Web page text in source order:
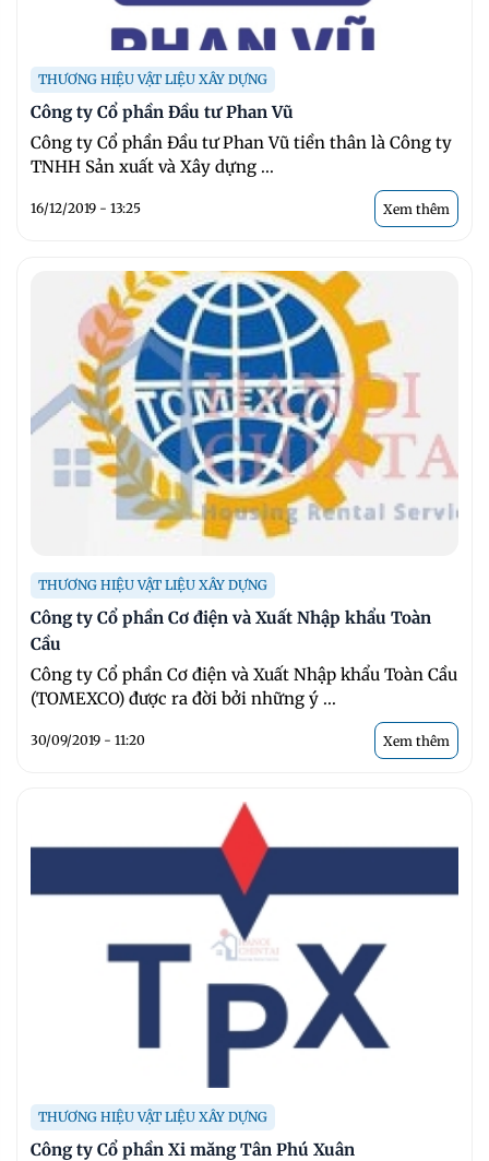
THƯƠNG HIỆU VẬT LIỆU XÂY DỰNG
Công ty Cổ phần Đầu tư Phan Vũ
Công ty Cổ phần Đầu tư Phan Vũ tiền thân là Công ty
TNHH Sản xuất và Xây dựng ...
16/12/2019 - 13:25 Xem thêm
THƯƠNG HIỆU VẬT LIỆU XÂY DỰNG
Công ty Cổ phần Cơ điện và Xuất Nhập khẩu Toàn
Cầu
Công ty Cổ phần Cơ điện và Xuất Nhập khẩu Toàn Cầu
(TOMEXCO) được ra đời bởi những ý ...
30/09/2019 - 11:20 Xem thêm
THƯƠNG HIỆU VẬT LIỆU XÂY DỰNG
Công ty Cổ phần Xi măng Tân Phú Xuân